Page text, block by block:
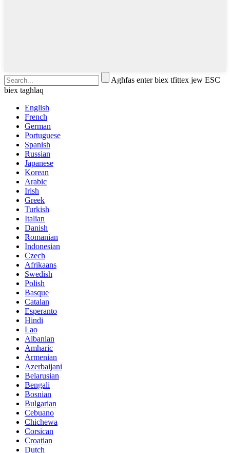
Agħfas enter biex tfittex jew ESC
biex tagħlaq
English
French
German
Portuguese
Spanish
Russian
Japanese
Korean
Arabic
Irish
Greek
Turkish
Italian
Danish
Romanian
Indonesian
Czech
Afrikaans
Swedish
Polish
Basque
Catalan
Esperanto
Hindi
Lao
Albanian
Amharic
Armenian
Azerbaijani
Belarusian
Bengali
Bosnian
Bulgarian
Cebuano
Chichewa
Corsican
Croatian
Dutch